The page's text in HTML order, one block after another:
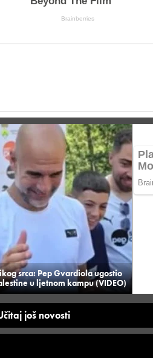
srca: Pep Gvardiola ugostio
u ljetnom kampu (VIDEO)
još novosti